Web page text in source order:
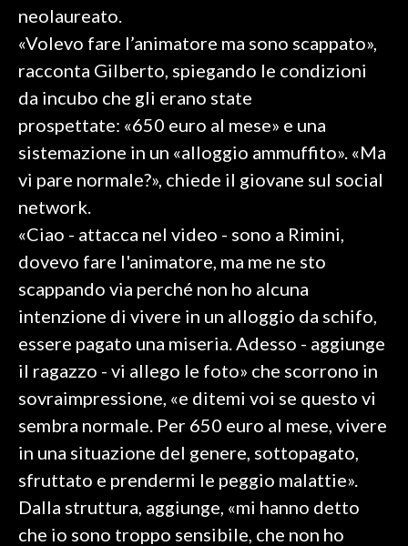
CULTURA
SPETTACOLI
GOSSIP
SALUTE
SARDI NEL MONDO
NOTIZIE
EVENTI
#CARAUNIONE
3 MINUTI CON
INSULARITÀ
ABBONATI
ANNUNCI
neolaureato.
«Volevo fare l’animatore ma sono scappato»,
racconta Gilberto, spiegando le condizioni
da incubo che gli erano state
prospettate: «650 euro al mese» e una
sistemazione in un «alloggio ammuffito». «Ma
vi pare normale?», chiede il giovane sul social
network.
«Ciao - attacca nel video - sono a Rimini,
dovevo fare l'animatore, ma me ne sto
scappando via perché non ho alcuna
intenzione di vivere in un alloggio da schifo,
essere pagato una miseria. Adesso - aggiunge
il ragazzo - vi allego le foto» che scorrono in
sovraimpressione, «e ditemi voi se questo vi
sembra normale. Per 650 euro al mese, vivere
in una situazione del genere, sottopagato,
sfruttato e prendermi le peggio malattie».
Dalla struttura, aggiunge, «mi hanno detto
che io sono troppo sensibile, che non ho